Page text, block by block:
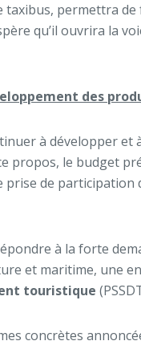
permettra de
qu’il ouvrira la
des
à développer et
propos, le budget
prise de participation
à la forte
et maritime, une
touristique
concrètes